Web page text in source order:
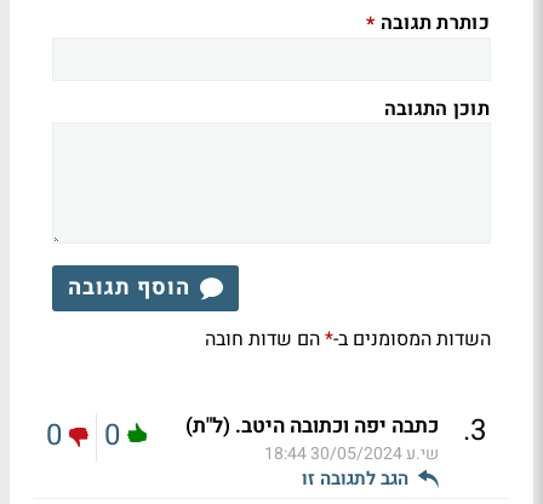
כותרת תגובה *
תוכן התגובה
הוסף תגובה
השדות המסומנים ב-*הם שדות חובה
3
. כתבה יפה וכתובה היטב. (ל"ת)
שי.ע30/05/2024 18:44
הגב לתגובה זו
0
0